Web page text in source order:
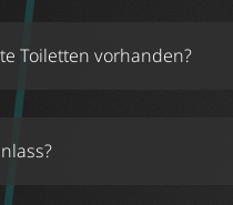
ticket/
Toiletten vorhanden?